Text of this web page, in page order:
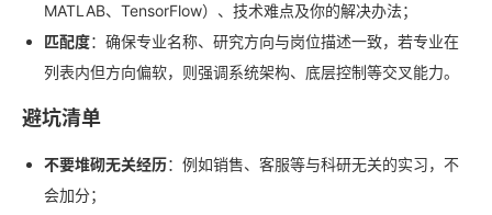
MATLAB、TensorFlow）、技术难点及你的解决办法；
匹配度：确保专业名称、研究方向与岗位描述一致，若专业在
列表内但方向偏软，则强调系统架构、底层控制等交叉能力。
避坑清单
不要堆砌无关经历：例如销售、客服等与科研无关的实习，不
会加分；